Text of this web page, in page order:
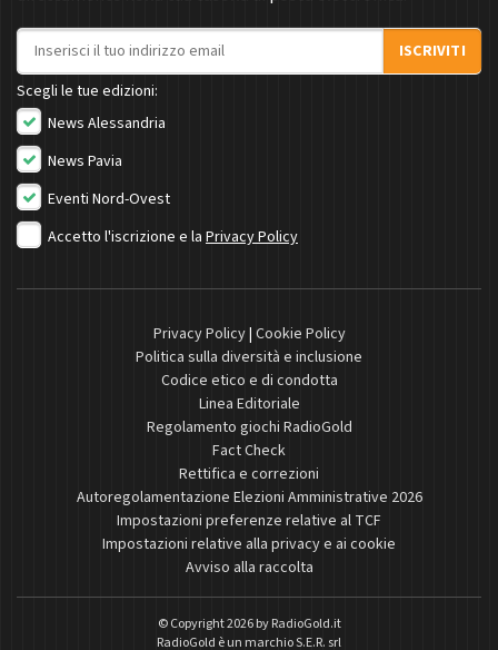
Indirizzo email
ISCRIVITI
Scegli le tue edizioni:
News Alessandria
News Pavia
Eventi Nord-Ovest
Accetto l'iscrizione e la Privacy Policy
Privacy Policy| Cookie Policy
Politica sulla diversità e inclusione
Codice etico e di condotta
Linea Editoriale
Regolamento giochi RadioGold
Fact Check
Rettifica e correzioni
Autoregolamentazione Elezioni Amministrative 2026
Impostazioni preferenze relative al TCF
Impostazioni relative alla privacy e ai cookie
Avviso alla raccolta
© Copyright 2026 byRadioGold.it
RadioGold è un marchio S.E.R. srl